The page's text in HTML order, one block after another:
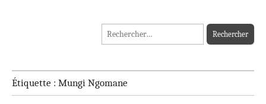
MADININ'ART
Rechercher :
Étiquette : Mungi Ngomane